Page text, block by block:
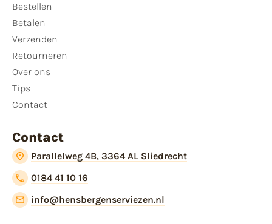
Bestellen
Betalen
Verzenden
Retourneren
Over ons
Tips
Contact
Contact
Parallelweg 4B, 3364 AL Sliedrecht
0184 41 10 16
info@hensbergenserviezen.nl